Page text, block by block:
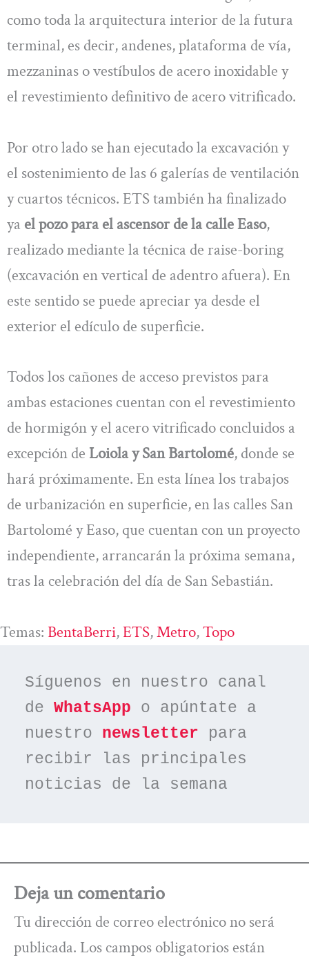
como toda la arquitectura interior de la futura
terminal, es decir, andenes, plataforma de vía,
mezzaninas o vestíbulos de acero inoxidable y
el revestimiento definitivo de acero vitrificado.
Por otro lado se han ejecutado la excavación y
el sostenimiento de las 6 galerías de ventilación
y cuartos técnicos. ETS también ha finalizado
ya el pozo para el ascensor de la calle Easo,
realizado mediante la técnica de raise-boring
(excavación en vertical de adentro afuera). En
este sentido se puede apreciar ya desde el
exterior el edículo de superficie.
Todos los cañones de acceso previstos para
ambas estaciones cuentan con el revestimiento
de hormigón y el acero vitrificado concluidos a
excepción de Loiola y San Bartolomé, donde se
hará próximamente. En esta línea los trabajos
de urbanización en superficie, en las calles San
Bartolomé y Easo, que cuentan con un proyecto
independiente, arrancarán la próxima semana,
tras la celebración del día de San Sebastián.
Temas: BentaBerri, ETS, Metro, Topo
Síguenos en nuestro canal
de WhatsApp o apúntate a
nuestro newsletter para
recibir las principales
noticias de la semana
Deja un comentario
Tu dirección de correo electrónico no será
publicada. Los campos obligatorios están